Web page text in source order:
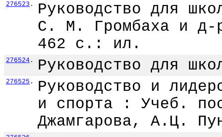
276523 .
Руководство для
С. М. Громбаха и
462 с.: ил.
276524 . Руководство для
276525 .
Руководство и
и спорта : Учеб.
Джамгарова, А.Ц.